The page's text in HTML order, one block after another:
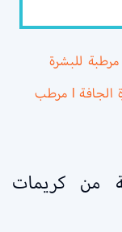
مرطبة للبشرة
الجافة l لما ترطب البشرة الجافة l مرطب
من كريمات